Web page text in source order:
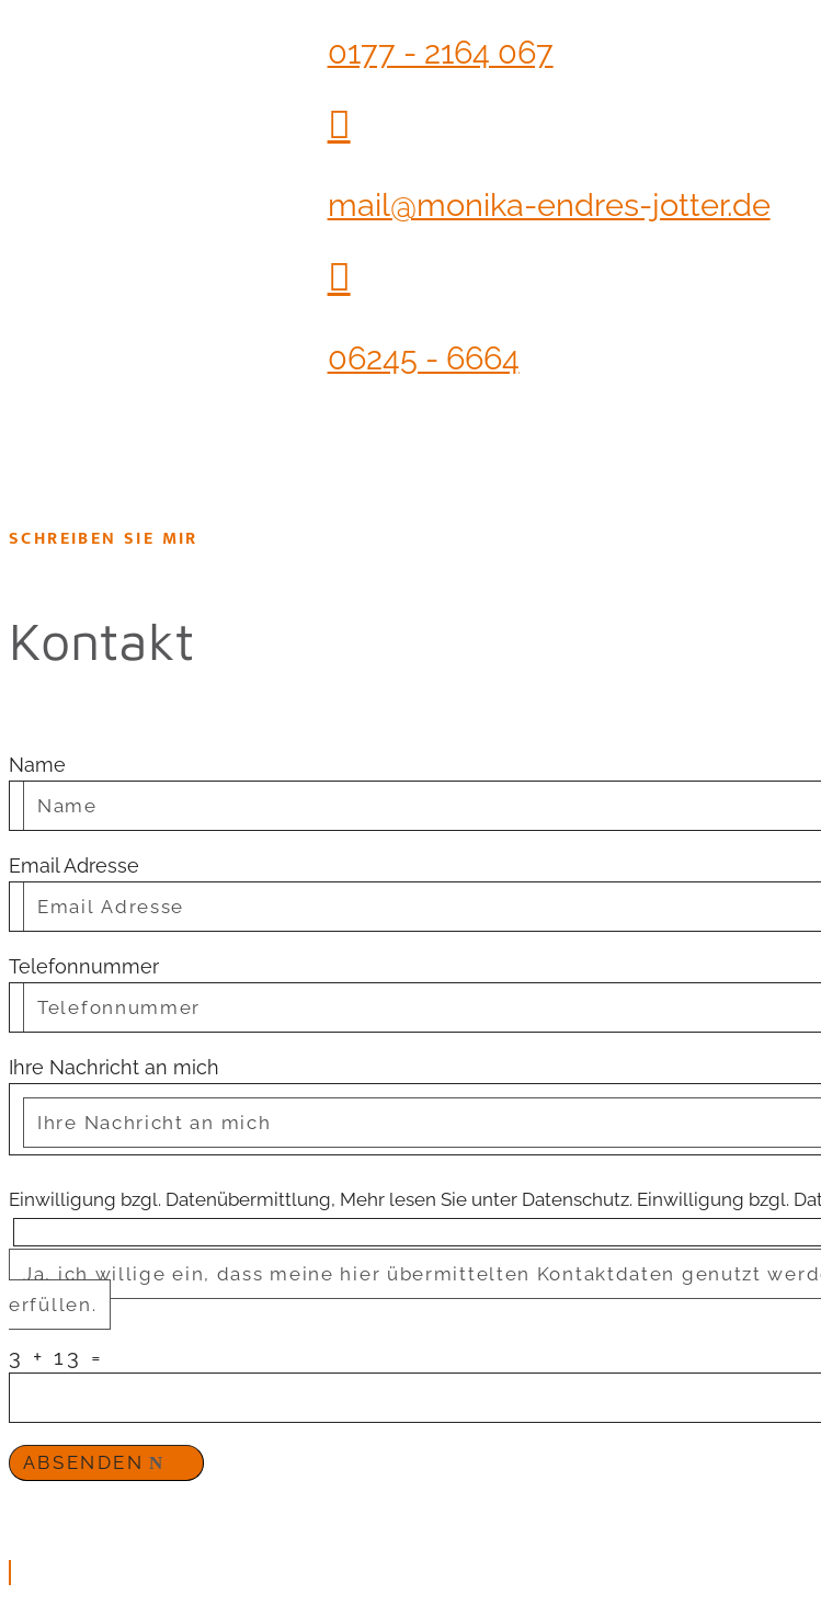
0177 - 2164 067

mail@monika-endres-jotter.de

06245 - 6664
SCHREIBEN SIE MIR
Kontakt
Name
Email Adresse
Telefonnummer
Ihre Nachricht an mich
Einwilligung bzgl. Datenübermittlung, Mehr lesen Sie unter Datenschutz. Einwilligung bzgl.
Ja, ich willige ein, dass meine hier übermittelten Kontaktdaten genutzt
erfüllen.
3 + 13 =
ABSENDEN